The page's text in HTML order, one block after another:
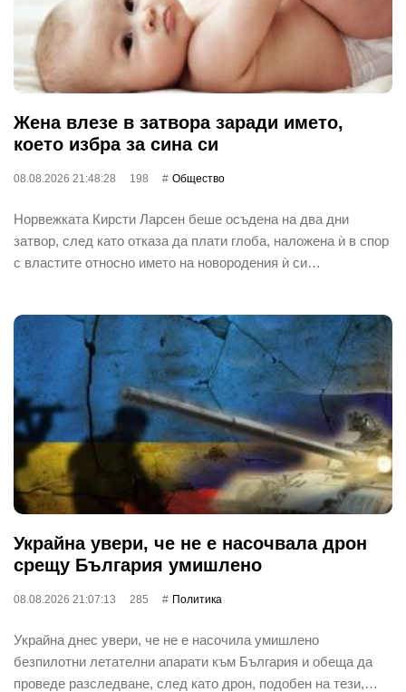
Жена влезе в затвора заради името,
което избра за сина си
08.08.2026 21:48:28 198 Общество
Норвежката Кирсти Ларсен беше осъдена на два дни
затвор, след като отказа да плати глоба, наложена ѝ в спор
с властите относно името на новородения ѝ си…
Украйна увери, че не е насочвала дрон
срещу България умишлено
08.08.2026 21:07:13 285 Политика
Украйна днес увери, че не е насочила умишлено
безпилотни летателни апарати към България и обеща да
проведе разследване, след като дрон, подобен на тези,…